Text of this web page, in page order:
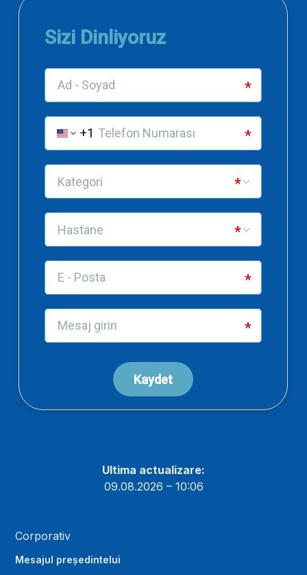
Ultima actualizare:
09.08.2026 – 10:06
Corporativ
Mesajul președintelui